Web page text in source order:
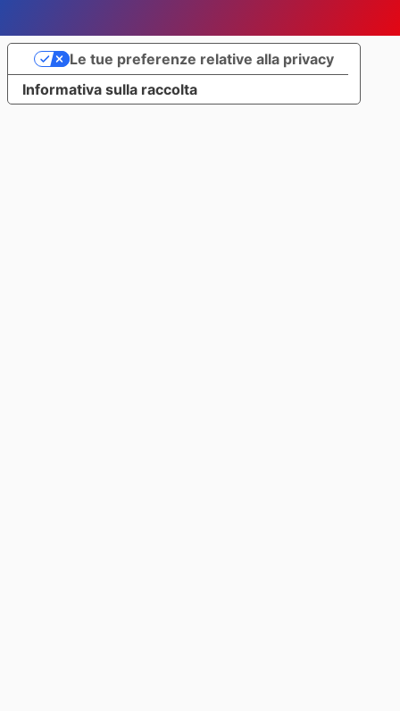
Informativa sulla raccolta
Le tue preferenze relative alla privacy